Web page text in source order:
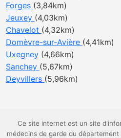
Forges (3,84km)
Jeuxey (4,03km)
Chavelot (4,32km)
Domèvre-sur-Avière (4,41km)
Uxegney (4,66km)
Sanchey (5,67km)
Deyvillers (5,96km)
Ce site internet est un site
médecins de garde du